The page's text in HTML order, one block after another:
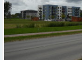
No 10. augusta sāksies
Valmierā. Uzsāks